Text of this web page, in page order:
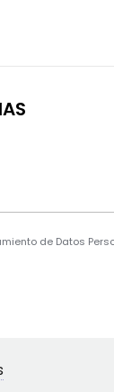
de Datos